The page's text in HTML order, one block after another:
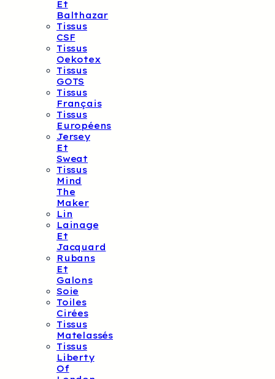
Et
Balthazar
Tissus
CSF
Tissus
Oekotex
Tissus
GOTS
Tissus
Français
Tissus
Européens
Jersey
Et
Sweat
Tissus
Mind
The
Maker
Lin
Lainage
Et
Jacquard
Rubans
Et
Galons
Soie
Toiles
Cirées
Tissus
Matelassés
Tissus
Liberty
Of